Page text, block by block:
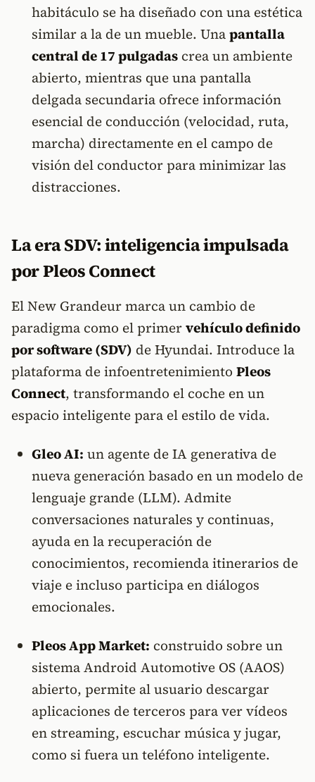
habitáculo se ha diseñado con una estética
similar a la de un mueble. Unapantalla
central de 17 pulgadascrea un ambiente
abierto, mientras que una pantalla
delgada secundaria ofrece información
esencial de conducción (velocidad, ruta,
marcha) directamente en el campo de
visión del conductor para minimizar las
distracciones.
La era SDV: inteligencia impulsada
por Pleos Connect
El New Grandeur marca un cambio de
paradigma como el primervehículo definido
por software (SDV) de Hyundai. Introduce la
plataforma de infoentretenimiento Pleos
Connect, transformando el coche en un
espacio inteligente para el estilo de vida.
Gleo AI: un agente de IA generativa de
nueva generación basado en un modelo de
lenguaje grande (LLM). Admite
conversaciones naturales y continuas,
ayuda en la recuperación de
conocimientos, recomienda itinerarios de
viaje e incluso participa en diálogos
emocionales.
Pleos App Market: construido sobre un
sistema Android Automotive OS (AAOS)
abierto, permite al usuario descargar
aplicaciones de terceros para ver vídeos
en streaming, escuchar música y jugar,
como si fuera un teléfono inteligente.